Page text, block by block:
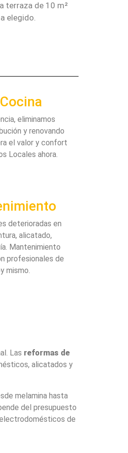
terraza de 10 m²
elegido.
eliminamos
y renovando
el valor y confort
Locales ahora.
deterioradas en
alicatado,
Mantenimiento
profesionales de
mismo.
Las reformas de
alicatados y
melamina hasta
del presupuesto
de